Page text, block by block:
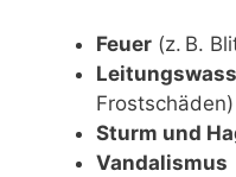
Feuer (z. B.
Frostschäden)
Sturm und
Vandalismus